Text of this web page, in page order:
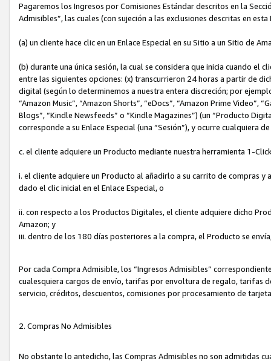
Pagaremos los Ingresos por Comisiones Estándar descritos en la
Admisibles”, las cuales (con sujeción a las exclusiones descritas en
(a) un cliente hace clic en un Enlace Especial en su Sitio a un Sitio de
(b) durante una única sesión, la cual se considera que inicia cuando el
entre las siguientes opciones: (x) transcurrieron 24 horas a partir de
digital (según lo determinemos a nuestra entera discreción; por
“Amazon Music”, “Amazon Shorts”, “eDocs”, “Amazon Prime Video”,
Blogs”, “Kindle Newsfeeds” o “Kindle Magazines”) (un “Producto
corresponde a su Enlace Especial (una “Sesión”), y ocurre cualquiera
c. el cliente adquiere un Producto mediante nuestra herramienta 1-
i. el cliente adquiere un Producto al añadirlo a su carrito de compras
dado el clic inicial en el Enlace Especial, o
ii. con respecto a los Productos Digitales, el cliente adquiere dicho
Amazon; y
iii. dentro de los 180 días posteriores a la compra, el Producto se
Por cada Compra Admisible, los “Ingresos Admisibles”
cualesquiera cargos de envío, tarifas por envoltura de regalo, tarifas
servicio, créditos, descuentos, comisiones por procesamiento de
2. Compras No Admisibles
No obstante lo antedicho, las Compras Admisibles no son admitidas